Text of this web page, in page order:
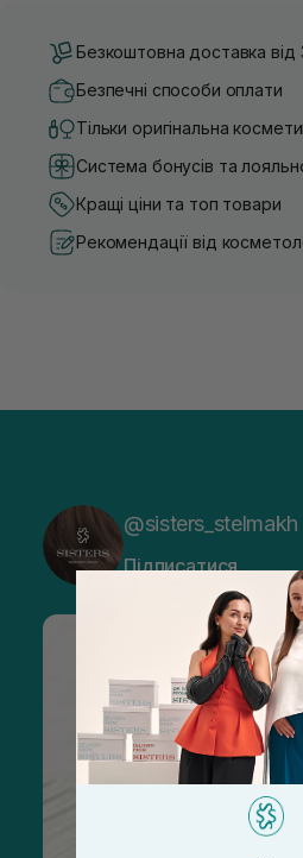
Безкоштовна доставка від
Безпечні способи оплати
Тільки оригінальна
Система бонусів та
Кращі ціни та топ товари
Рекомендації від
Підписатися